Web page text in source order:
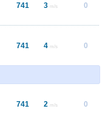
741 3 m/s 0
741 4 m/s 0
741 2 m/s 0